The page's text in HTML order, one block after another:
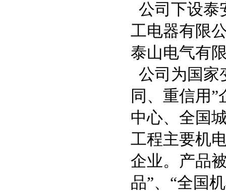
公司下设泰
工电器有限
泰山电气有
公司为国家
同、重信用
中心、全国
工程主要机
企业。产品
品”、“全国